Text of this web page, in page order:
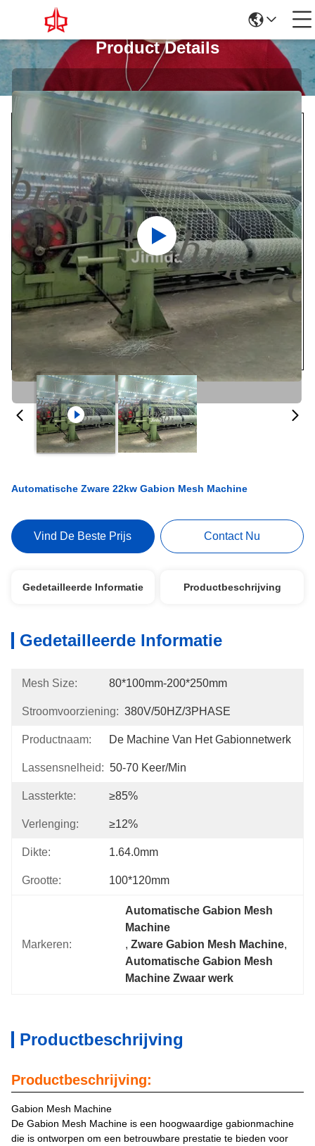
Product Details
Automatische Zware 22kw Gabion Mesh Machine
Vind De Beste Prijs Contact Nu
Gedetailleerde Informatie Productbeschrijving
Gedetailleerde Informatie
Mesh Size: 80*100mm-200*250mm
Stroomvoorziening: 380V/50HZ/3PHASE
Productnaam: De Machine Van Het Gabionnetwerk
Lassensnelheid: 50-70 Keer/min
Lassterkte: ≥85%
Verlenging: ≥12%
Dikte: 1.64.0mm
Grootte: 100*120mm
Markeren:
Automatische Gabion Mesh
Machine
, Zware Gabion Mesh Machine,
Automatische Gabion Mesh
Machine Zwaar werk
Productbeschrijving
Productbeschrijving:
Gabion Mesh Machine
De Gabion Mesh Machine is een hoogwaardige gabionmachine
die is ontworpen om een betrouwbare prestatie te bieden voor